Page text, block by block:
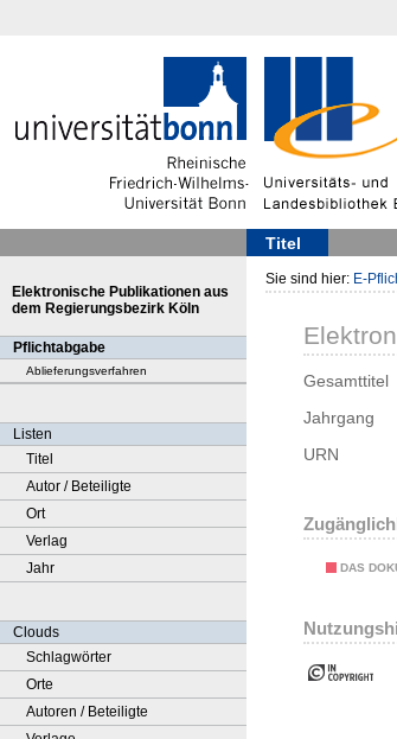
Titel
Elektronische Publikationen aus
dem Regierungsbezirk Köln
Pflichtabgabe
Ablieferungsverfahren
Listen
Titel
Autor / Beteiligte
Ort
Verlag
Jahr
Clouds
Schlagwörter
Orte
Autoren / Beteiligte
Sie sind hier: E-
Gesamttitel
Jahrgang
URN
DAS